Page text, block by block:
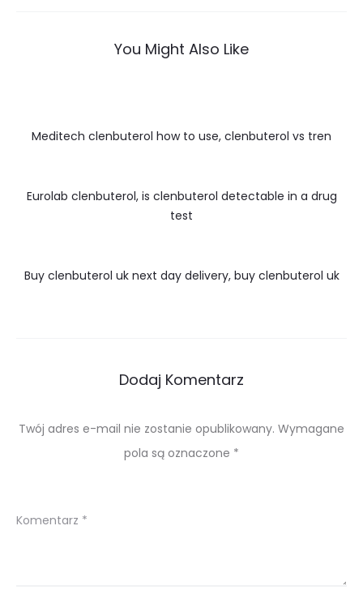
You Might Also Like
Meditech clenbuterol how to use, clenbuterol vs tren
Eurolab clenbuterol, is clenbuterol detectable in a drug
test
Buy clenbuterol uk next day delivery, buy clenbuterol uk
Dodaj Komentarz
Twój adres e-mail nie zostanie opublikowany. Wymagane
pola są oznaczone *
Komentarz *